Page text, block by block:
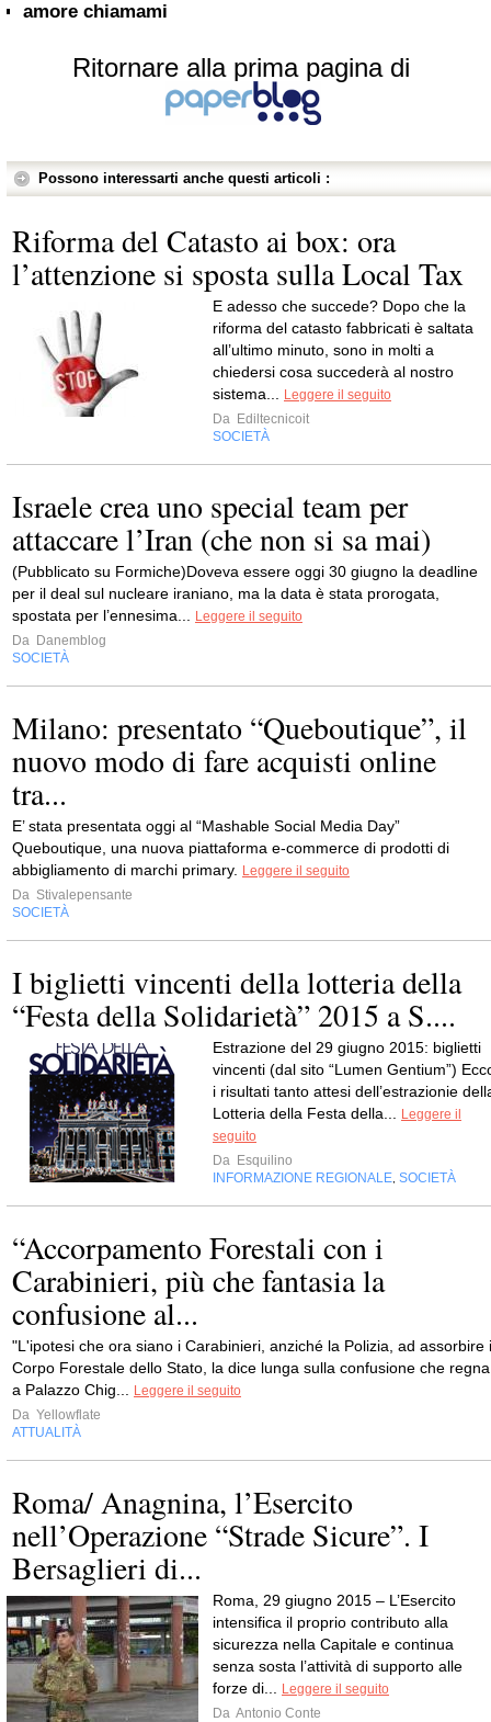
amore chiamami
Ritornare alla prima pagina di
Possono interessarti anche questi articoli :
Riforma del Catasto ai box: ora
l’attenzione si sposta sulla Local Tax
E adesso che succede? Dopo che la
riforma del catasto fabbricati è saltata
all’ultimo minuto, sono in molti a
chiedersi cosa succederà al nostro
sistema...
Leggere il seguito
Da Ediltecnicoit
SOCIETÀ
Israele crea uno special team per
attaccare l’Iran (che non si sa mai)
(Pubblicato su Formiche)Doveva essere oggi 30 giugno la deadline
per il deal sul nucleare iraniano, ma la data è stata prorogata,
spostata per l’ennesima...
Leggere il seguito
Da Danemblog
SOCIETÀ
Milano: presentato “Queboutique”, il
nuovo modo di fare acquisti online
tra...
E’ stata presentata oggi al “Mashable Social Media Day”
Queboutique, una nuova piattaforma e-commerce di prodotti di
abbigliamento di marchi primary.
Leggere il seguito
Da Stivalepensante
SOCIETÀ
I biglietti vincenti della lotteria della
“Festa della Solidarietà” 2015 a S....
Estrazione del 29 giugno 2015: biglietti
vincenti (dal sito “Lumen Gentium”)
i risultati tanto attesi dell’estrazionie
Lotteria della Festa della...
Leggere il
seguito
Da Esquilino
INFORMAZIONE REGIONALE SOCIETÀ
“Accorpamento Forestali con i
Carabinieri, più che fantasia la
confusione al...
"L'ipotesi che ora siano i Carabinieri, anziché la Polizia, ad assorbire
Corpo Forestale dello Stato, la dice lunga sulla confusione che regna
a Palazzo Chig...
Leggere il seguito
Da Yellowflate
ATTUALITÀ
Roma/ Anagnina, l’Esercito
nell’Operazione “Strade Sicure”. I
Bersaglieri di...
Roma, 29 giugno 2015 – L’Esercito
intensifica il proprio contributo alla
sicurezza nella Capitale e continua
senza sosta l’attività di supporto alle
forze di...
Leggere il seguito
Da Antonio Conte